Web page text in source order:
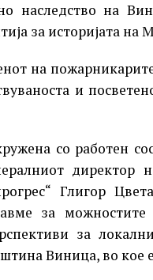
наследство на
за историјата на
на
и
со работен
директор
Глигор
за
за
Виница, во кое